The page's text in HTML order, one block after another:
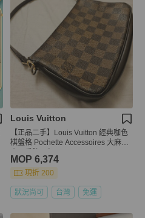
Louis Vuitton
【正品二手】Louis Vuitton 經典咖色
棋盤格 Pochette Accessoires 大麻將
MOP 6,374
現折 200
狀況尚可 台灣 免運